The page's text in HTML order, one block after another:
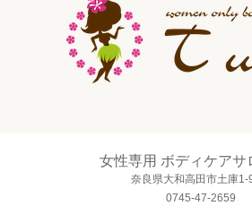
女性専用 ボディケアサ
奈良県大和高田市土庫1-
0745-47-2659